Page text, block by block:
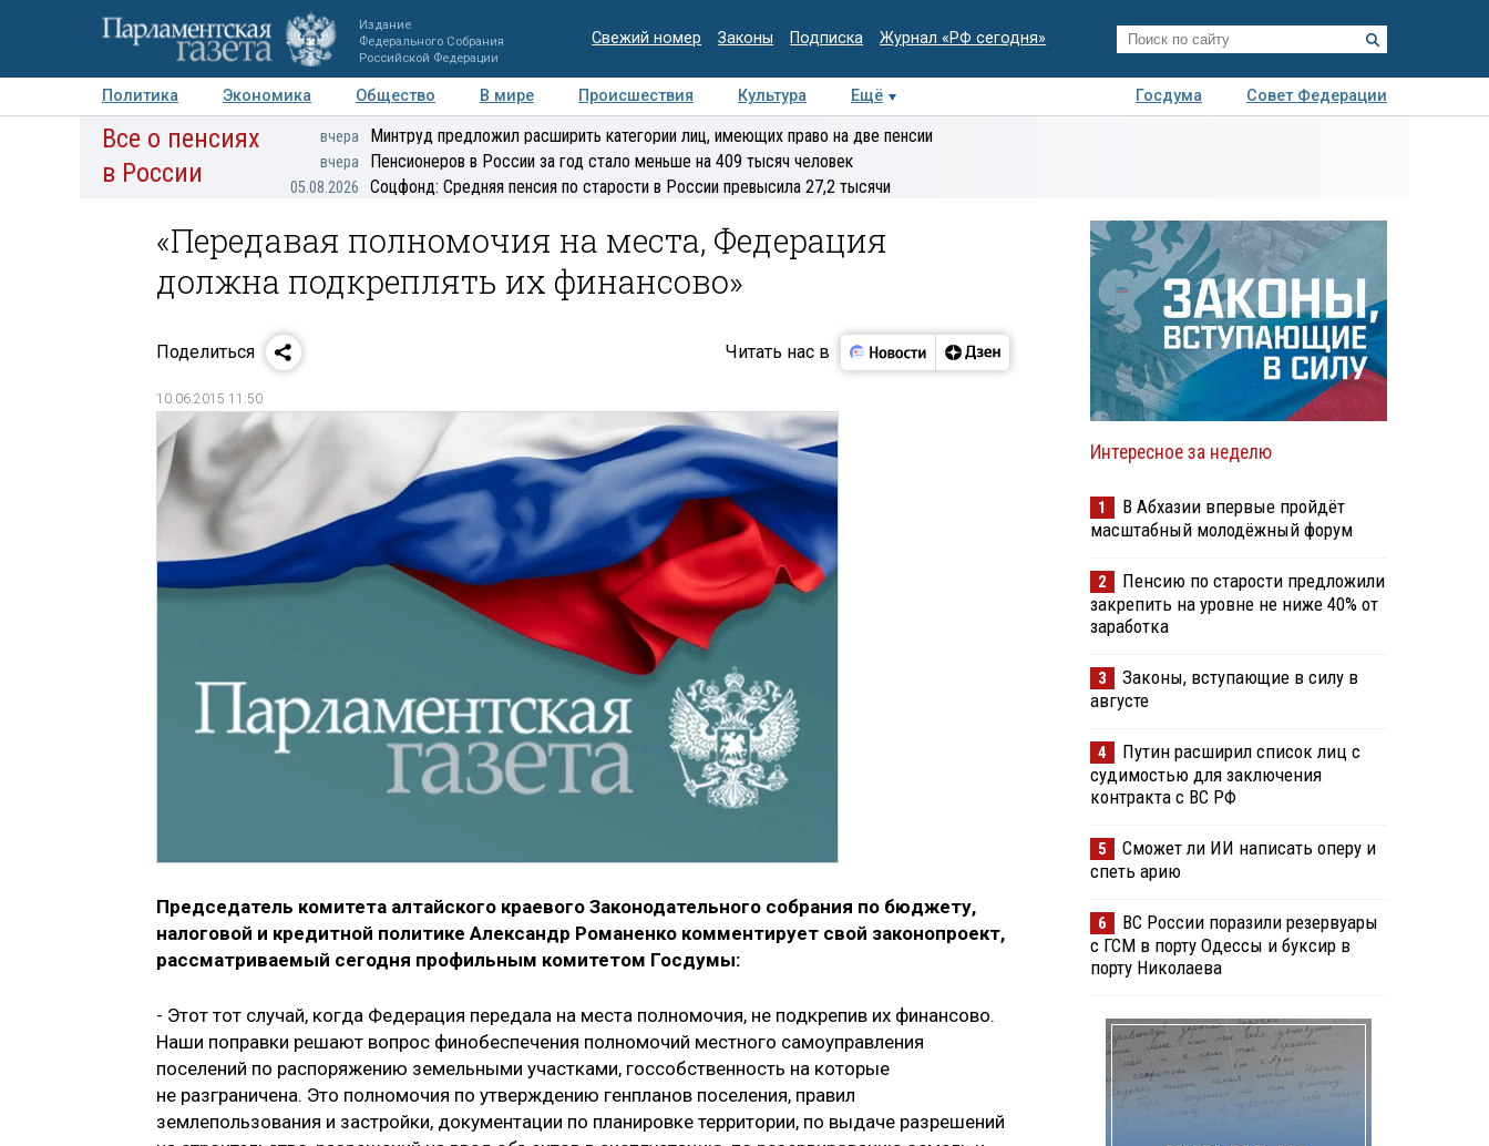
Издание
Федерального Собрания
Российской Федерации
Свежий номер Законы Подписка Журнал «РФ сегодня»
Политика Экономика Общество В мире Происшествия Культура Ещё Госдума
Совет Федерации
Авторы Персоны Мнения Регионы Медиацентр Интервью Колумнисты
Деловая
Все о пенсиях
в России
вчера Минтруд предложил расширить категории лиц, имеющих право на две пенсии
вчера Пенсионеров в России за год стало меньше на 409 тысяч человек
05.08.2026 Соцфонд: Средняя пенсия по старости в России превысила 27,2 тысячи
«Передавая полномочия на места, Федерация
должна подкреплять их финансово»
Поделиться Читать нас в
10.06.2015 11:50
Председатель комитета алтайского краевого Законодательного собрания по бюджету,
налоговой и кредитной политике Александр Романенко комментирует свой законопроект,
рассматриваемый сегодня профильным комитетом Госдумы:
- Этот тот случай, когда Федерация передала на места полномочия, не подкрепив их финансово.
Наши поправки решают вопрос финобеспечения полномочий местного самоуправления
поселений по распоряжению земельными участками, госсобственность на которые
не разграничена. Это полномочия по утверждению генпланов поселения, правил
землепользования и застройки, документации по планировке территории, по выдаче разрешений
Интересное за неделю
1
В Абхазии впервые пройдёт
масштабный молодёжный форум
2
Пенсию по старости предложили
закрепить на уровне не ниже 40% от
заработка
3
Законы, вступающие в силу в
августе
4
Путин расширил список лиц с
судимостью для заключения
контракта с ВС РФ
5
Сможет ли ИИ написать оперу и
спеть арию
6
ВС России поразили резервуары
с ГСМ в порту Одессы и буксир в
порту Николаева